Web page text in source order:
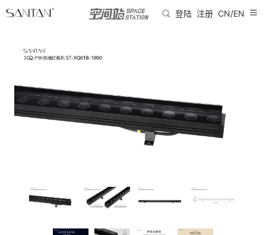
登陆 注册 CN/EN